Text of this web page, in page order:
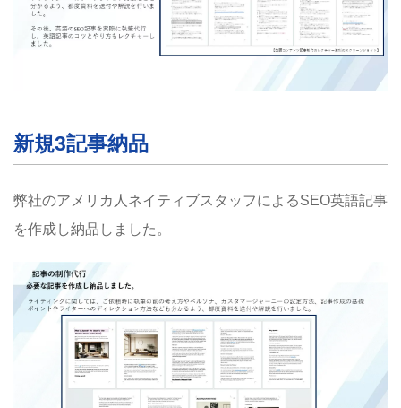
新規3記事納品
弊社のアメリカ人ネイティブスタッフによるSEO英語記事
を作成し納品しました。